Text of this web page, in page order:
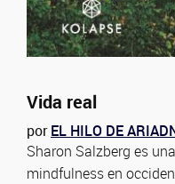
Vida real
porEL HILO DE
Sharon Salzberg es
mindfulness en